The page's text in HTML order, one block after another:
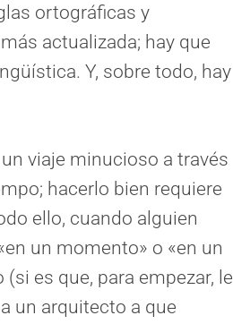
ortográficas y
actualizada; hay que
Y, sobre todo, hay
viaje minucioso a través
hacerlo bien requiere
ello, cuando alguien
un momento» o «en un
es que, para empezar, le
un arquitecto a que